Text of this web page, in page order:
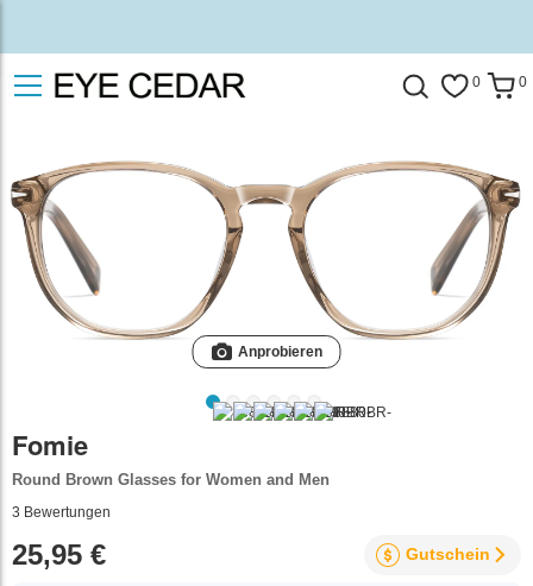
0 0
Anprobieren
Fomie
Round Brown Glasses for Women and Men
3 Bewertungen
25,95 € Gutschein